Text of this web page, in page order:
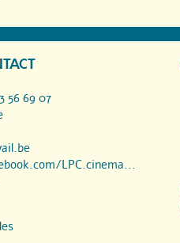
56 69 07
LPC.cinema...